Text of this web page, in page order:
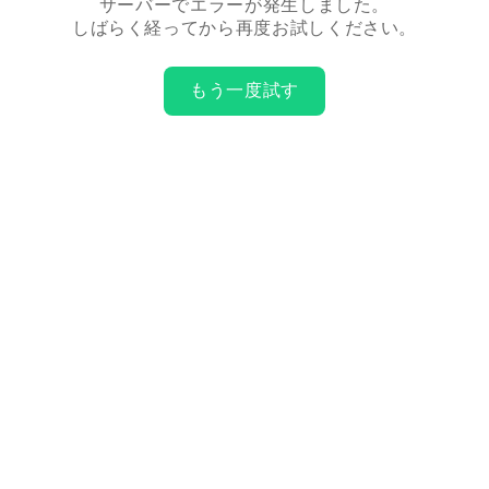
サーバーでエラーが発生しました。
しばらく経ってから再度お試しください。
もう一度試す